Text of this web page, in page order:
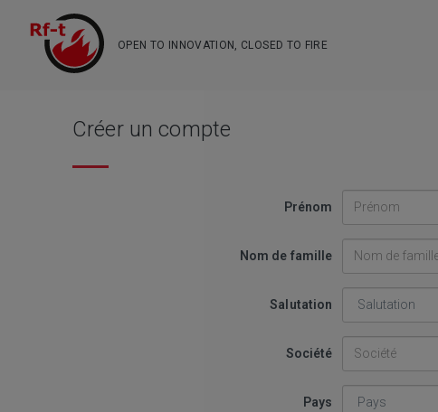
OPEN TO INNOVATION, CLOSED TO FIRE
Créer un compte
Prénom
Nom de famille
Salutation
Société
Pays